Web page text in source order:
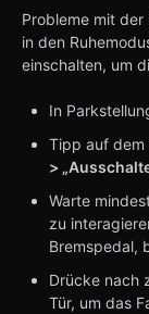
Probleme mit
in den
einschalten, um
In
Tipp auf dem
>
Warte
zu
Bremspedal,
Drücke nach
Tür, um das